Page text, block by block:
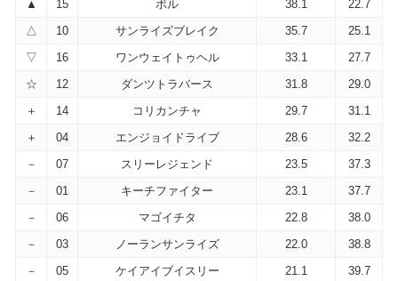
▲
15 ボル 38.1
22.7
△
10 サンライズブレイク 35.7
25.1
▽
16 ワンウェイトゥヘル 33.1
27.7
☆
12 ダンツトラバース 31.8
29.0
＋
14 コリカンチャ 29.7
31.1
＋
04 エンジョイドライブ 28.6
32.2
－
07 スリーレジェンド 23.5
37.3
－
01 キーチファイター 23.1
37.7
－
06 マゴイチタ 22.8
38.0
－
03 ノーランサンライズ 22.0
38.8
－
05 ケイアイブイスリー 21.1 39.7